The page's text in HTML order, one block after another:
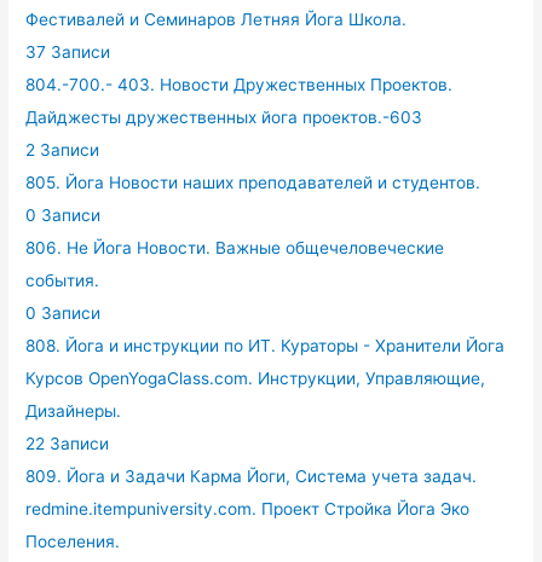
Фестивалей и Семинаров Летняя Йога Школа.
37 Записи
804.-700.- 403. Новости Дружественных Проектов.
Дайджесты дружественных йога проектов.-603
2 Записи
805. Йога Новости наших преподавателей и студентов.
0 Записи
806. Не Йога Новости. Важные общечеловеческие
события.
0 Записи
808. Йога и инструкции по ИТ. Кураторы - Хранители Йога
Курсов OpenYogaClass.com. Инструкции, Управляющие,
Дизайнеры.
22 Записи
809. Йога и Задачи Карма Йоги, Система учета задач.
redmine.itempuniversity.com. Проект Стройка Йога Эко
Поселения.